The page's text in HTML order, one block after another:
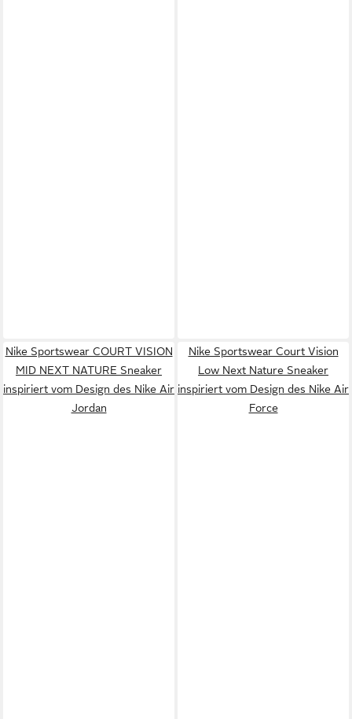
Nike Sportswear COURT VISION
MID NEXT NATURE Sneaker
inspiriert vom Design des Nike Air
Jordan
Nike Sportswear Court Vision
Low Next Nature Sneaker
inspiriert vom Design des Nike Air
Force